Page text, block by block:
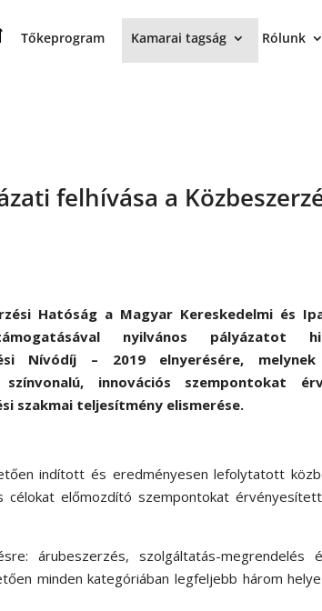
Tőkeprogram Kamarai tagság Rólunk
felhívása a
Hatóság a Magyar Kereskedelmi és
nyilvános pályázatot
Nívódíj – 2019 elnyerésére,
színvonalú, innovációs szempontokat
szakmai teljesítmény elismerése.
indított és eredményesen lefolytatott
célokat előmozdító szempontokat
árubeszerzés, szolgáltatás-megrendelés
minden kategóriában legfeljebb három